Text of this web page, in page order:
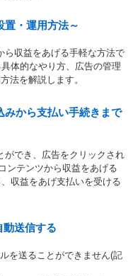
・運用方法～
ら収益をあげる手軽な方法で
体的なやり方、広告の管理
法を解説します。
から支払い手続きまで
ができ、広告をクリックされ
ンテンツから収益をあげる
収益をあげ支払いを受ける
動送信する
を送ることができません(記